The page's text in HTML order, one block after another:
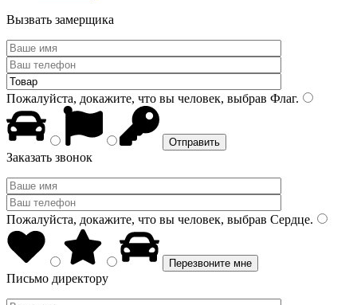
Вызвать замерщика
Пожалуйста, докажите, что вы человек, выбрав Флаг.
Заказать звонок
Пожалуйста, докажите, что вы человек, выбрав Сердце.
Письмо директору